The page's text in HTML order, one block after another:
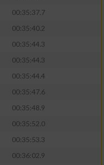
00:35:37.7
00:35:40.2
00:35:44.3
00:35:44.3
00:35:44.4
00:35:47.6
00:35:48.9
00:35:52.0
00:35:53.3
00:36:02.9